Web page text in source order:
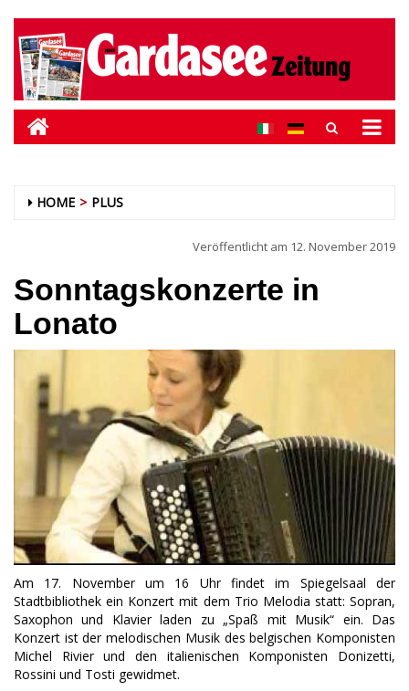
HOME PLUS
Veröffentlicht am 12. November 2019
Sonntagskonzerte in
Lonato
Am 17. November um 16 Uhr findet im Spiegelsaal der
Stadtbibliothek ein Konzert mit dem Trio Melodia statt: Sopran,
Saxophon und Klavier laden zu „Spaß mit Musik“ ein. Das
Konzert ist der melodischen Musik des belgischen Komponisten
Michel Rivier und den italienischen Komponisten Donizetti,
Rossini und Tosti gewidmet.